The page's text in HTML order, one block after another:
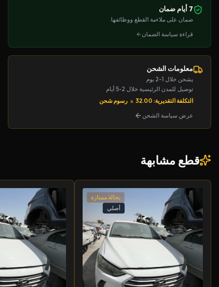
7 أيام ضمان
ضمان على ملاءمة القطع ووظائفها.
قراءة سياسة الضمان
معلومات الشحن
يشحن خلال 1-2 يوم
توصيل للمدن الرئيسية خلال 2-5 أيام
التكلفة التقديرية: 32.00
رسوم شحن
عرض سياسة الشحن
قطع مشابهة
بحالة ممتازة
أصلي